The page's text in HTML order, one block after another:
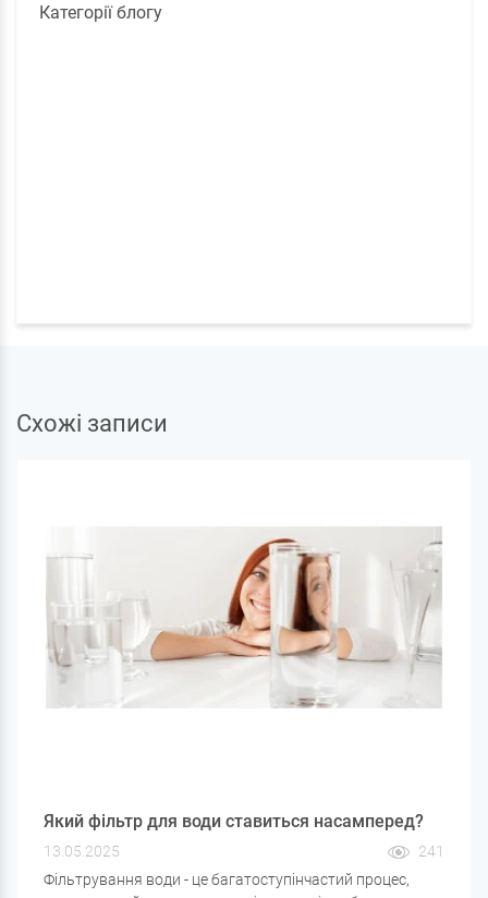
Категорії блогу
Схожі записи
Який фільтр для води ставиться насамперед?
13.05.2025
241
Фільтрування води - це багатоступінчастий процес,